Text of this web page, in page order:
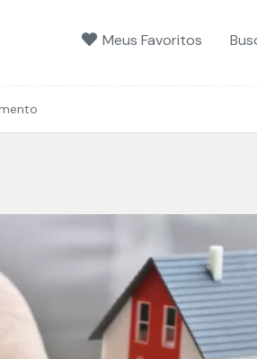
Meus Favoritos